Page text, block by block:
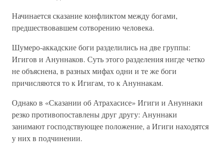
Начинается сказание конфликтом между богами,
предшествовавшем сотворению человека.
Шумеро-аккадские боги разделились на две группы:
Игигов и Ануннаков. Суть этого разделения нигде четко
не объяснена, в разных мифах одни и те же боги
причисляются то к Игигам, то к Ануннакам.
Однако в «Сказании об Атрахасисе» Игиги и Ануннаки
резко противопоставлены друг другу: Ануннаки
занимают господствующее положение, а Игиги находятся
у них в подчинении.